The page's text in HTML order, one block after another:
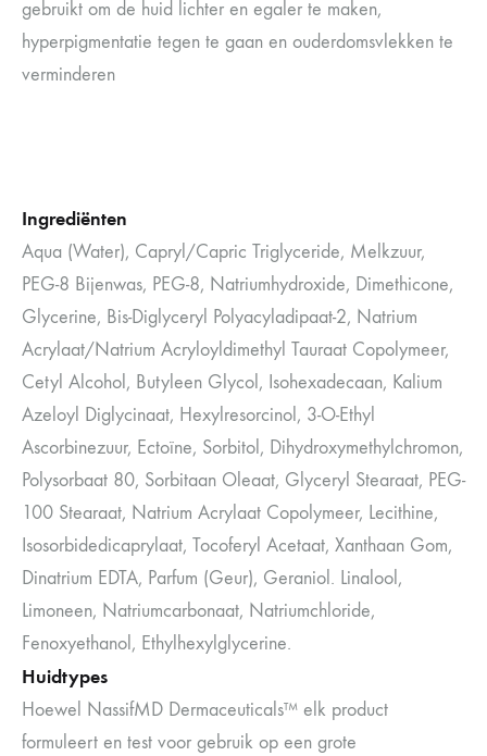
gebruikt om de huid lichter en egaler te maken,
hyperpigmentatie tegen te gaan en ouderdomsvlekken te
verminderen
Ingrediënten
Aqua (Water), Capryl/Capric Triglyceride, Melkzuur,
PEG-8 Bijenwas, PEG-8, Natriumhydroxide, Dimethicone,
Glycerine, Bis-Diglyceryl Polyacyladipaat-2, Natrium
Acrylaat/Natrium Acryloyldimethyl Tauraat Copolymeer,
Cetyl Alcohol, Butyleen Glycol, Isohexadecaan, Kalium
Azeloyl Diglycinaat, Hexylresorcinol, 3-O-Ethyl
Ascorbinezuur, Ectoïne, Sorbitol, Dihydroxymethylchromon,
Polysorbaat 80, Sorbitaan Oleaat, Glyceryl Stearaat, PEG-
100 Stearaat, Natrium Acrylaat Copolymeer, Lecithine,
Isosorbidedicaprylaat, Tocoferyl Acetaat, Xanthaan Gom,
Dinatrium EDTA, Parfum (Geur), Geraniol. Linalool,
Limoneen, Natriumcarbonaat, Natriumchloride,
Fenoxyethanol, Ethylhexylglycerine.
Huidtypes
Hoewel NassifMD Dermaceuticals™ elk product
formuleert en test voor gebruik op een grote